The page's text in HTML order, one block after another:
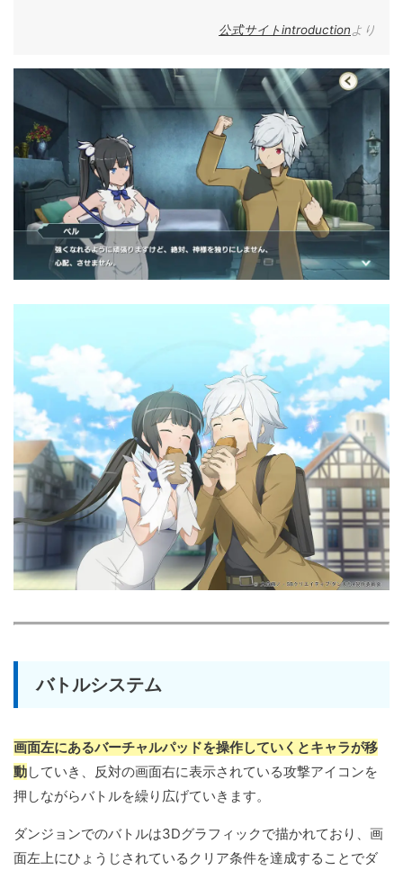
公式サイトintroduction より
バトルシステム
画面左にあるバーチャルパッドを操作していくとキャラが移
動していき、反対の画面右に表示されている攻撃アイコンを
押しながらバトルを繰り広げていきます。
ダンジョンでのバトルは3Dグラフィックで描かれており、画
面左上にひょうじされているクリア条件を達成することでダ